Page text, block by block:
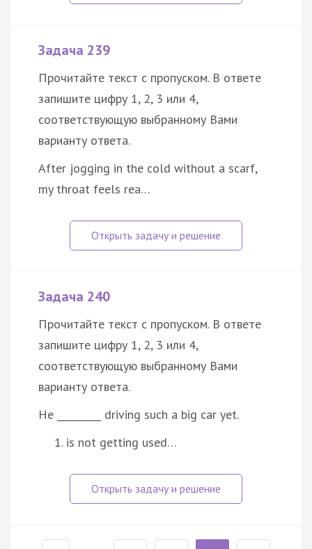
Задача 239
Прочитайте текст с пропуском. В ответе
запишите цифру 1, 2, 3 или 4,
соответствующую выбранному Вами
варианту ответа.
After jogging in the cold without a scarf,
my throat feels rea…
Задача 240
Прочитайте текст с пропуском. В ответе
запишите цифру 1, 2, 3 или 4,
соответствующую выбранному Вами
варианту ответа.
He _________ driving such a big car yet.
is not getting used…